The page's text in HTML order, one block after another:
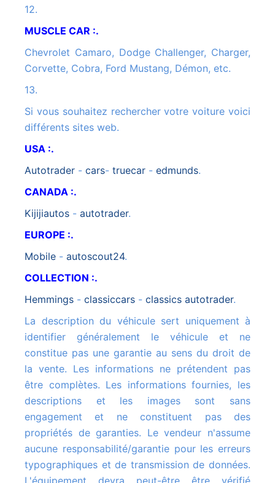
12.
MUSCLE CAR :.
Chevrolet Camaro, Dodge Challenger, Charger,
Corvette, Cobra, Ford Mustang, Démon, etc.
13.
Si vous souhaitez rechercher votre voiture voici
différents sites web.
USA :.
autotrader - cars- truecar - edmunds.
CANADA :.
kijijiautos - autotrader.
EUROPE :.
mobile - autoscout24.
COLLECTION :.
hemmings - classiccars - classics autotrader.
La description du véhicule sert uniquement à
identifier généralement le véhicule et ne
constitue pas une garantie au sens du droit de
la vente. Les informations ne prétendent pas
être complètes. Les informations fournies, les
descriptions et les images sont sans
engagement et ne constituent pas des
propriétés de garanties. Le vendeur n'assume
aucune responsabilité/garantie pour les erreurs
typographiques et de transmission de données.